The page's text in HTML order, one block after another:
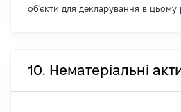
об'єкти для декларування в цьому
10. Нематеріальні